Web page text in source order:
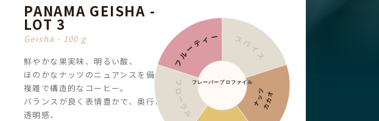
スパイス
ナッツカカオ
フローラル
フルーティー
フレーバープロファイル
PANAMA GEISHA -
LOT 3
Geisha - 100 g
鮮やかな果実味、明るい酸、
ほのかなナッツのニュアンスを備えた、
複雑で構造的なコーヒー。
バランスが良く表情豊かで、奥行き、
透明感、